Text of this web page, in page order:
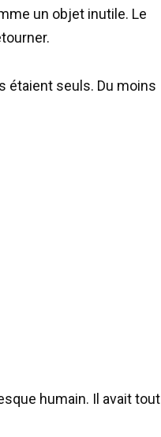
un objet inutile. Le
étaient seuls. Du moins
humain. Il avait tout